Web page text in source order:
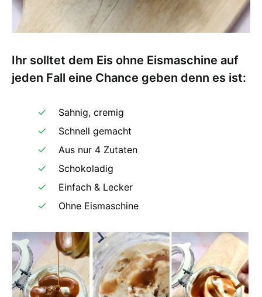
Ihr solltet dem Eis ohne Eismaschine auf
jeden Fall eine Chance geben denn es ist:
Sahnig, cremig
Schnell gemacht
Aus nur 4 Zutaten
Schokoladig
Einfach & Lecker
Ohne Eismaschine